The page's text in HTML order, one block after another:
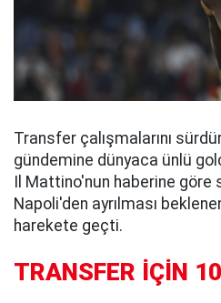
Transfer çalışmalarını
gündemine dünyaca ünlü
Il Mattino'nun haberine göre
Napoli'den ayrılması
harekete geçti.
TRANSFER İÇİN